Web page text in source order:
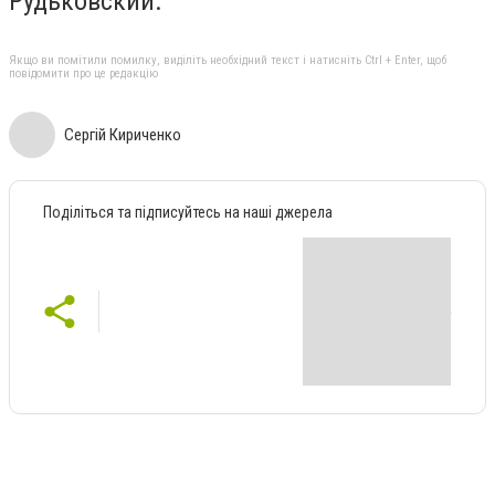
Якщо ви помітили помилку, виділіть необхідний текст і натисніть Ctrl + Enter, щоб
повідомити про це редакцію
Сергій Кириченко
Поділіться та підписуйтесь на наші джерела